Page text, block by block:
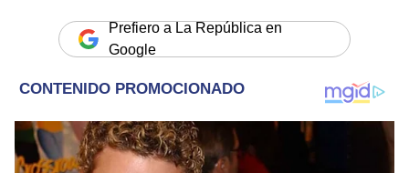
Prefiero a La República en
Google